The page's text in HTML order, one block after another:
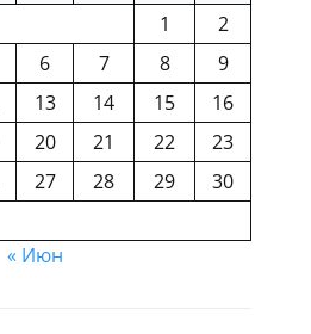
1
2
6 7 8
9
13 14 15
16
20 21 22
23
27 28 29
30
« Июн